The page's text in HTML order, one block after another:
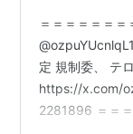
＝＝＝＝＝＝
定 規制委、 テ
https://x.com/
2281896 ＝＝